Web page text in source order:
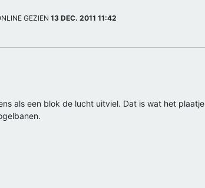
GEZIEN 13 DEC. 2011 11:42
als een blok de lucht uitviel. Dat is wat het plaatje